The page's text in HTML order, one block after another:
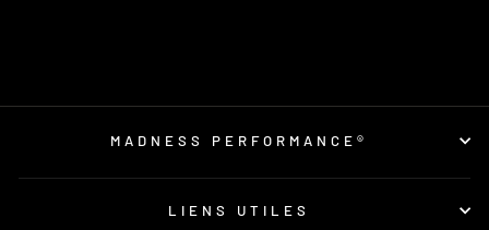
MADNESS PERFORMANCE®
LIENS UTILES